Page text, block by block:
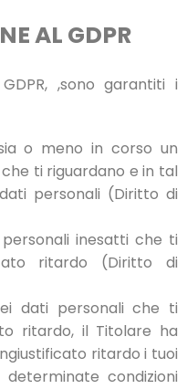
AL GDPR
,sono garantiti i
o meno in corso un
ti riguardano e in tal
personali (Diritto di
inesatti che ti
ritardo (Diritto di
dati personali che ti
ritardo, il Titolare ha
ritardo i tuoi
condizioni